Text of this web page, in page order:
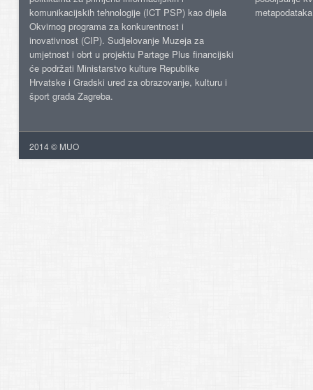
komunikacijskih tehnologije (ICT PSP) kao dijela
Okvirnog programa za konkurentnost i
inovativnost (CIP). Sudjelovanje Muzeja za
umjetnost i obrt u projektu Partage Plus financijski
će podržati Ministarstvo kulture Republike
Hrvatske i Gradski ured za obrazovanje, kulturu i
šport grada Zagreba.
2014 © MUO